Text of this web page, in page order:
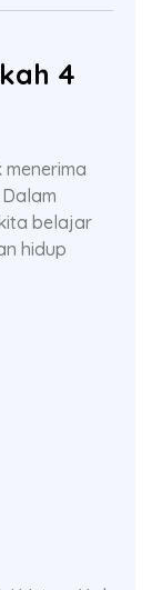
4
belajar
hidup